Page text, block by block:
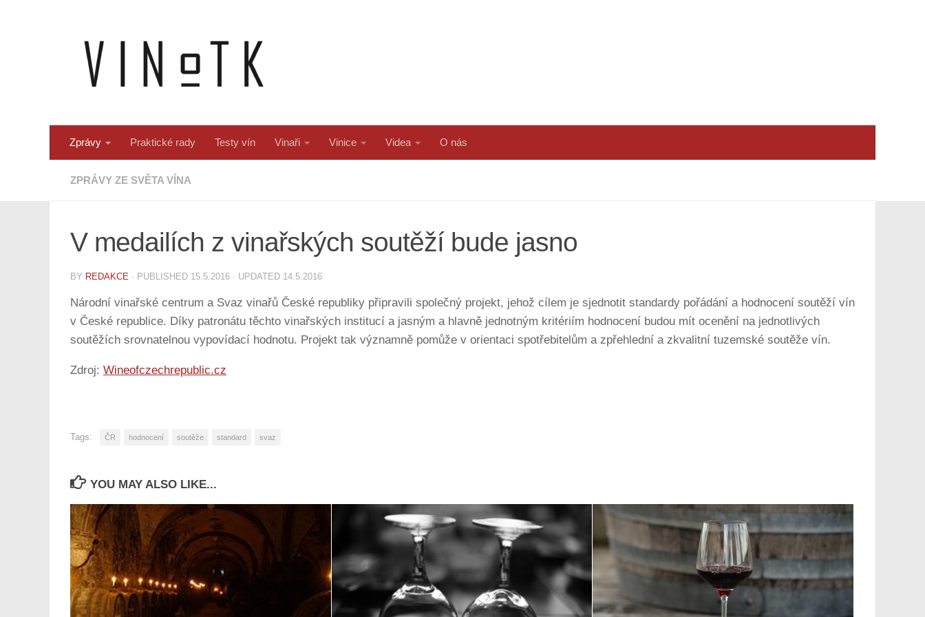
Zprávy Praktické rady Testy vín Vinaři Vinice Videa O nás
ZPRÁVY ZE SVĚTA VÍNA
V medailích z vinařských soutěží bude jasno
BY REDAKCE · PUBLISHED 15.5.2016 · UPDATED 14.5.2016
Národní vinařské centrum a Svaz vinařů České republiky připravili společný projekt, jehož cílem je sjednotit standardy pořádání a hodnocení soutěží vín
v České republice. Díky patronátu těchto vinařských institucí a jasným a hlavně jednotným kritériím hodnocení budou mít ocenění na jednotlivých
soutěžích srovnatelnou vypovídací hodnotu. Projekt tak významně pomůže v orientaci spotřebitelům a zpřehlední a zkvalitní tuzemské soutěže vín.
Zdroj: Wineofczechrepublic.cz
Tags: ČR hodnocení soutěže standard svaz
YOU MAY ALSO LIKE...